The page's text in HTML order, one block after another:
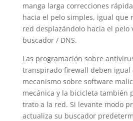
manga larga correcciones
hacia el pelo simples, igual que
red desplazándolo hacia el pelo
buscador / DNS.
Las programación sobre
transpirado firewall deben igual
mecanismo sobre software
mecánica y la bicicleta también
trato a la red. Si levante modo
actualiza su buscador